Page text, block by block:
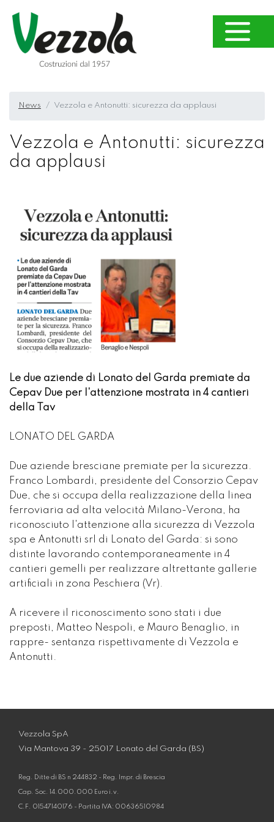
News Vezzola e Antonutti: sicurezza da applausi
Vezzola e Antonutti: sicurezza
da applausi
Le due aziende di Lonato del Garda premiate da
Cepav Due per l'attenzione mostrata in 4 cantieri
della Tav
LONATO DEL GARDA
Due aziende bresciane premiate per la sicurezza.
Franco Lombardi, presidente del Consorzio Cepav
Due, che si occupa della realizzazione della linea
ferroviaria ad alta velocità Milano-Verona, ha
riconosciuto l'attenzione alla sicurezza di Vezzola
spa e Antonutti srl di Lonato del Garda: si sono
distinte lavorando contemporaneamente in 4
cantieri gemelli per realizzare altrettante gallerie
artificiali in zona Peschiera (Vr).
A ricevere il riconoscimento sono stati i due
preposti, Matteo Nespoli, e Mauro Benaglio, in
rappre- sentanza rispettivamente di Vezzola e
Antonutti.
Vezzola SpA
Via Mantova 39 - 25017 Lonato del Garda (BS)
Reg. Ditte di BS n 244832 - Reg. Impr. di Brescia
Cap. Soc. 14.000.000 Euro i.v.
C.F. 01547140176 - Partita IVA: 00636510984